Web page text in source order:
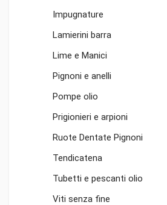
Impugnature
Lamierini barra
Lime e Manici
Pignoni e anelli
Pompe olio
Prigionieri e arpioni
Ruote Dentate Pignoni
Tendicatena
Tubetti e pescanti olio
Viti senza fine